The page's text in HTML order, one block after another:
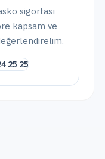
sigortası
kapsam ve
25 25